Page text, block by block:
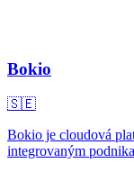
Bokio
🇸🇪
Bokio je cloudová
integrovaným